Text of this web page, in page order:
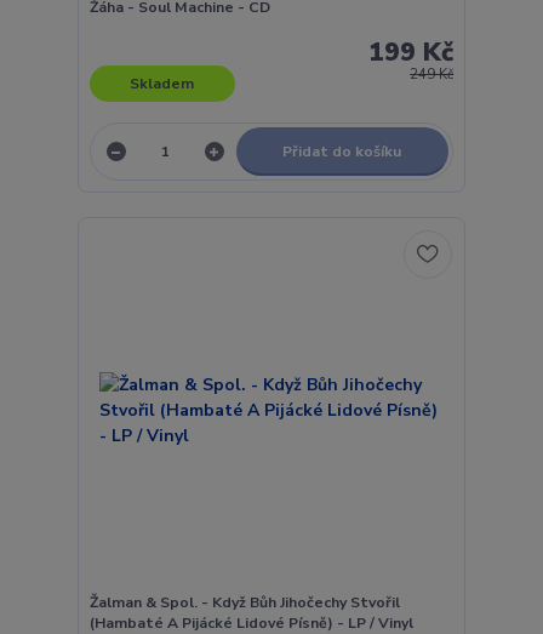
Žáha - Soul Machine - CD
249 Kč
199 Kč
Skladem
Přidat do košíku
Žalman & Spol. - Když Bůh Jihočechy Stvořil
(Hambaté A Pijácké Lidové Písně) - LP / Vinyl